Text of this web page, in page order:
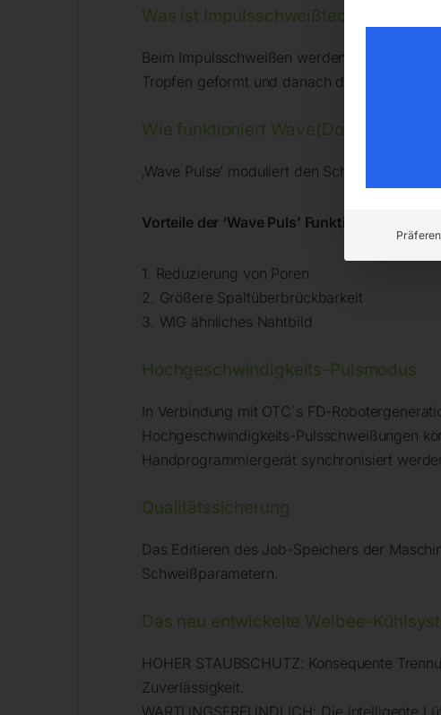
Was ist Impulsschweißtechnik?
Beim Impulsschweißen werden zwei
Tropfen geformt und danach durch den
Wie funktioniert Wave(Doppel)-Puls-
‚Wave Pulse’ moduliert den Schweißstrom
Vorteile der ‘Wave Puls’ Funktion
1. Reduzierung von Poren
2. Größere Spaltüberbrückbarkeit
3. WIG ähnliches Nahtbild
Hochgeschwindigkeits-Pulsmodus
In Verbindung mit OTC´s FD-
Hochgeschwindigkeits-Pulsschweißungen
Handprogrammiergerät synchronisiert
Qualitätssicherung
Das Editieren des Job-Speichers der
Schweißparametern.
Das neu entwickelte Welbee-
HOHER STAUBSCHUTZ: Konsequente
Zuverlässigkeit.